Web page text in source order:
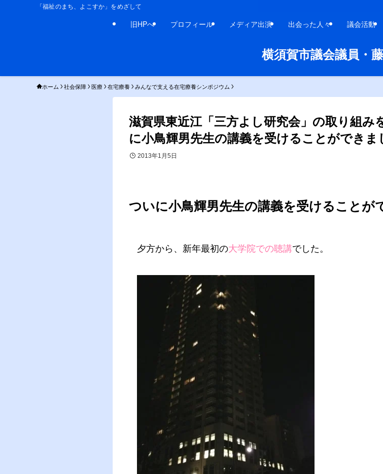
「福祉のまち、よこすか」をめざして
横須賀市議会議員・
旧HPへ プロフィール メディア出演 出会った人々 議会活動
ホーム 社会保障 医療 在宅療養 みんなで支える在宅療養シンポジウム
滋賀県東近江「三方よし研究会」の取り組み
に小鳥輝男先生の講義を受けることができま
2013年1月5日
ついに小鳥輝男先生の講義を受けることが
夕方から、新年最初の大学院での聴講でした。